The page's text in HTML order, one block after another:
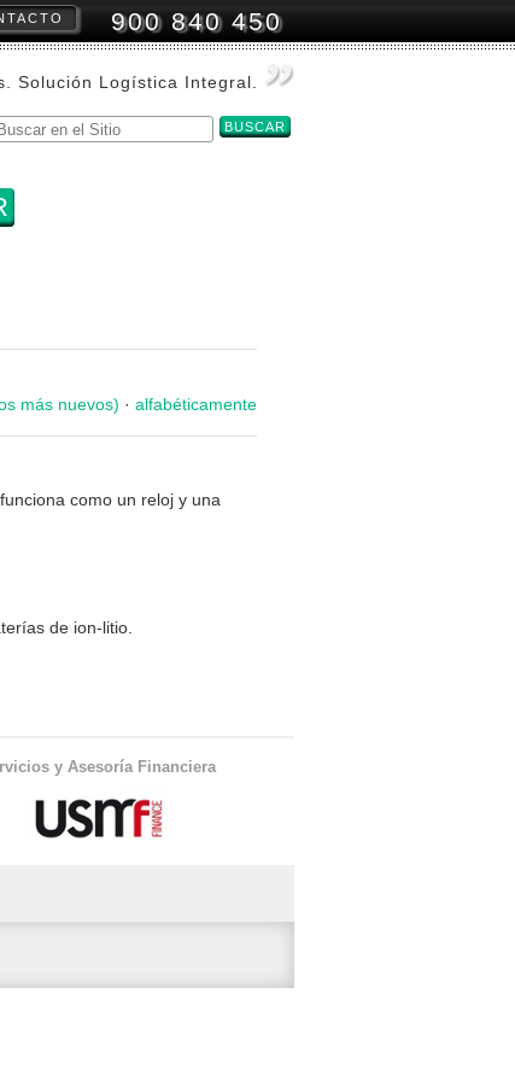
900 840 450
Solución Logística Integral.
más nuevos) · alfabéticamente
como un reloj y una
de ion-litio.
y Asesoría Financiera